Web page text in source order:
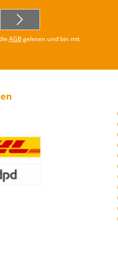
AGBgelesen und bin mit